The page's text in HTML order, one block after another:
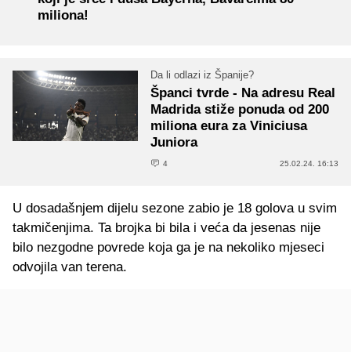
miliona!
Da li odlazi iz Španije?
Španci tvrde - Na adresu Real
Madrida stiže ponuda od 200
miliona eura za Viniciusa
Juniora
4 25.02.24. 16:13
U dosadašnjem dijelu sezone zabio je 18 golova u svim
takmičenjima. Ta brojka bi bila i veća da jesenas nije
bilo nezgodne povrede koja ga je na nekoliko mjeseci
odvojila van terena.